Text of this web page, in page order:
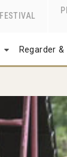
FESTIVAL
Regarder